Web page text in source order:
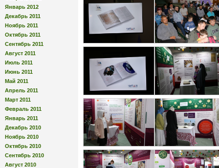
Январь 2012
Декабрь 2011
Ноябрь 2011
Октябрь 2011
Сентябрь 2011
Август 2011
Июль 2011
Июнь 2011
Май 2011
Апрель 2011
Март 2011
Февраль 2011
Январь 2011
Декабрь 2010
Ноябрь 2010
Октябрь 2010
Сентябрь 2010
Август 2010